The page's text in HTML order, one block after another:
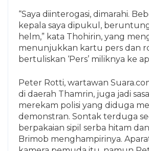
“Saya diinterogasi, dimarahi.
kepala saya dipukul,
helm,” kata Thohirin, yang
menunjukkan kartu pers dan
bertuliskan ‘Pers’ miliknya ke
Peter Rotti, wartawan
di daerah Thamrin, juga jadi
merekam polisi yang diduga
demonstran. Sontak terduga
berpakaian sipil serba hitam
Brimob menghampirinya.